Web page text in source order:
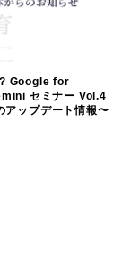
Google for
セミナー Vol.4
アップデート情報〜